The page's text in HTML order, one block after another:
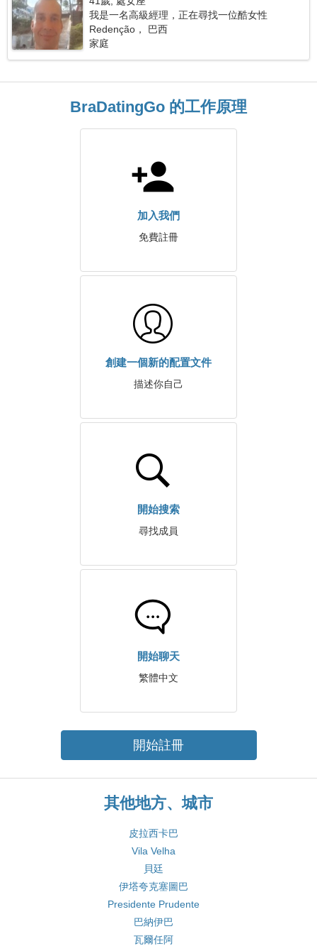
我是一名高級經理，正在尋找一位酷女性
Redenção， 巴西
家庭
BraDatingGo 的工作原理
加入我們
免費註冊
創建一個新的配置文件
描述你自己
開始搜索
尋找成員
開始聊天
繁體中文
開始註冊
其他地方、城市
皮拉西卡巴
Vila Velha
貝廷
伊塔夸克塞圖巴
Presidente Prudente
巴納伊巴
瓦爾任阿